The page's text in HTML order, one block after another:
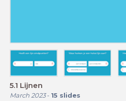
5.1 Lijnen
March 2023- 15 slides